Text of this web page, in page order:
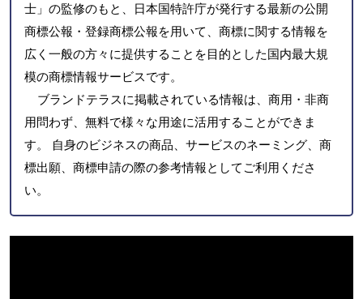
士」の監修のもと、日本国特許庁が発行する最新の公開
商標公報・登録商標公報を用いて、商標に関する情報を
広く一般の方々に提供することを目的とした国内最大規
模の商標情報サービスです。
ブランドテラスに掲載されている情報は、商用・非商
用問わず、無料で様々な用途に活用することができま
す。 自身のビジネスの商品、サービスのネーミング、商
標出願、商標申請の際の参考情報としてご利用くださ
い。